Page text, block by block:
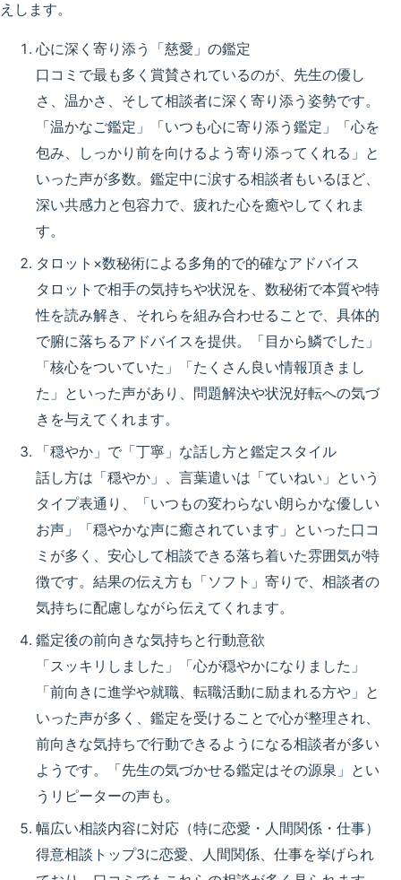
えします。
心に深く寄り添う「慈愛」の鑑定
口コミで最も多く賞賛されているのが、 先生の優し
さ、温かさ、そして相談者に深く寄り添う姿勢です。
「温かなご鑑定」「いつも心に寄り添う鑑定」「心を
包み、しっかり前を向けるよう寄り添ってくれる」と
いった声が多数。鑑定中に涙する相談者もいるほど、
深い共感力と包容力で、疲れた心を癒やしてくれま
す。
タロット×数秘術による多角的で的確なアドバイス
タロットで相手の気持ちや状況を、数秘術で本質や特
性を読み解き、それらを組み合わせることで、 具体的
で腑に落ちるアドバイス を提供。「目から鱗でした」
「核心をついていた」「たくさん良い情報頂きまし
た」といった声があり、問題解決や状況好転への気づ
き を与えてくれます。
「穏やか」で「丁寧」な話し方と鑑定スタイル
話し方は「穏やか」、言葉遣いは「ていねい」という
タイプ表通り、「いつもの変わらない朗らかな優しい
お声」「穏やかな声に癒されています」といった口コ
ミが多く、 安心して相談できる落ち着いた雰囲気が特
徴です。結果の伝え方も「ソフト」寄りで、相談者の
気持ちに配慮しながら伝えてくれます。
鑑定後の前向きな気持ちと行動意欲
「スッキリしました」「心が穏やかになりました」
「前向きに進学や就職、転職活動に励まれる方や」と
いった声が多く、鑑定を受けることで心が整理され、
前向きな気持ちで行動できるようになる相談者が多い
ようです。「先生の気づかせる鑑定はその源泉」とい
うリピーターの声も。
幅広い相談内容に対応（特に恋愛・人間関係・仕事）
得意相談トップ3に恋愛、人間関係、仕事を挙げられ